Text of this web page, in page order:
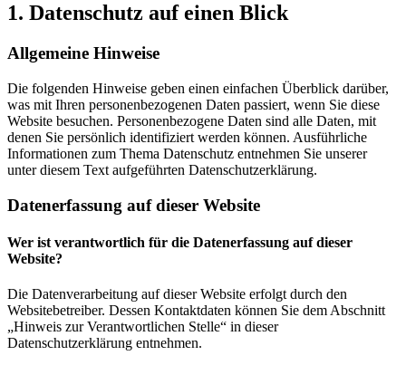
1. Datenschutz auf einen Blick
Allgemeine Hinweise
Die folgenden Hinweise geben einen einfachen Überblick darüber,
was mit Ihren personenbezogenen Daten passiert, wenn Sie diese
Website besuchen. Personenbezogene Daten sind alle Daten, mit
denen Sie persönlich identifiziert werden können. Ausführliche
Informationen zum Thema Datenschutz entnehmen Sie unserer
unter diesem Text aufgeführten Datenschutzerklärung.
Datenerfassung auf dieser Website
Wer ist verantwortlich für die Datenerfassung auf dieser
Website?
Die Datenverarbeitung auf dieser Website erfolgt durch den
Websitebetreiber. Dessen Kontaktdaten können Sie dem Abschnitt
„Hinweis zur Verantwortlichen Stelle“ in dieser
Datenschutzerklärung entnehmen.